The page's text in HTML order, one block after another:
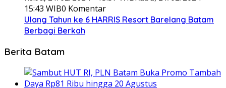
15:43 WIB0 Komentar
Ulang Tahun ke 6 HARRIS Resort Barelang Batam
Berbagi Berkah
Berita Batam